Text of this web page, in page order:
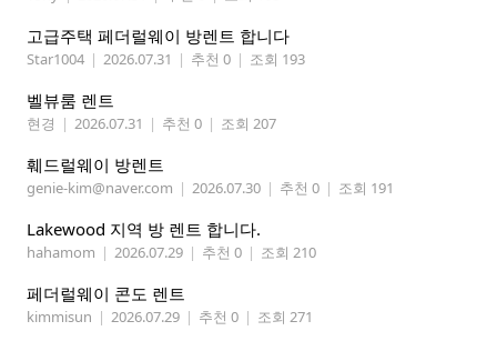
고급주택 페더럴웨이 방렌트 합니다
Star1004 | 2026.07.31 | 추천 0 | 조회 193
벨뷰룸 렌트
현경 | 2026.07.31 | 추천 0 | 조회 207
훼드럴웨이 방렌트
genie-kim@naver.com | 2026.07.30 | 추천 0 | 조회 191
Lakewood 지역 방 렌트 합니다.
hahamom | 2026.07.29 | 추천 0 | 조회 210
페더럴웨이 콘도 렌트
kimmisun | 2026.07.29 | 추천 0 | 조회 271